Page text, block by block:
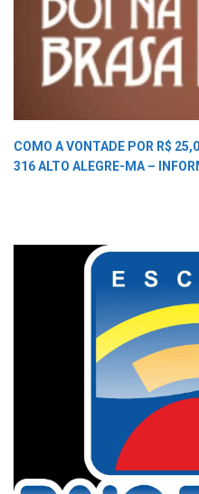
COMO A VONTADE POR R$
316 ALTO ALEGRE-MA –